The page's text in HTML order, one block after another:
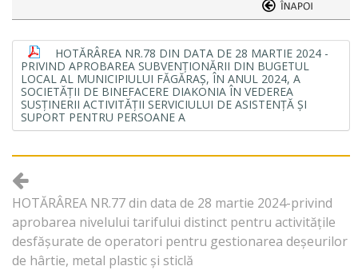
HOTĂRÂREA NR.78 DIN DATA DE 28 MARTIE 2024 -
PRIVIND APROBAREA SUBVENȚIONĂRII DIN BUGETUL
LOCAL AL MUNICIPIULUI FĂGĂRAȘ, ÎN ANUL 2024, A
SOCIETĂȚII DE BINEFACERE DIAKONIA ÎN VEDEREA
SUSȚINERII ACTIVITĂȚII SERVICIULUI DE ASISTENȚĂ ȘI
SUPORT PENTRU PERSOANE A
HOTĂRÂREA NR.77 din data de 28 martie 2024-privind
aprobarea nivelului tarifului distinct pentru activitățile
desfășurate de operatori pentru gestionarea deșeurilor
de hârtie, metal plastic și sticlă